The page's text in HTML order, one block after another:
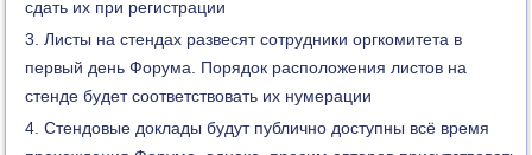
сдать их при регистрации
Листы на стендах развесят сотрудники оргкомитета в
первый день Форума. Порядок расположения листов на
стенде будет соответствовать их нумерации
Стендовые доклады будут публично доступны всё время